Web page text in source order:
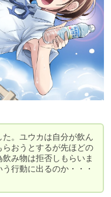
。ユウカは自分が飲ん
おうとするが先ほどの
み物は拒否しもらいま
行動に出るのか・・・